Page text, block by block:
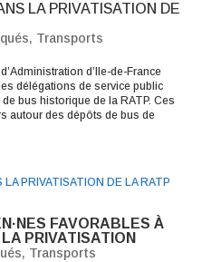
LA PRIVATISATION DE
, Transports
d’Ile-de-France
délégations de service public
bus historique de la RATP. Ces
autour des dépôts de bus de
FAVORABLES À
PRIVATISATION
, Transports